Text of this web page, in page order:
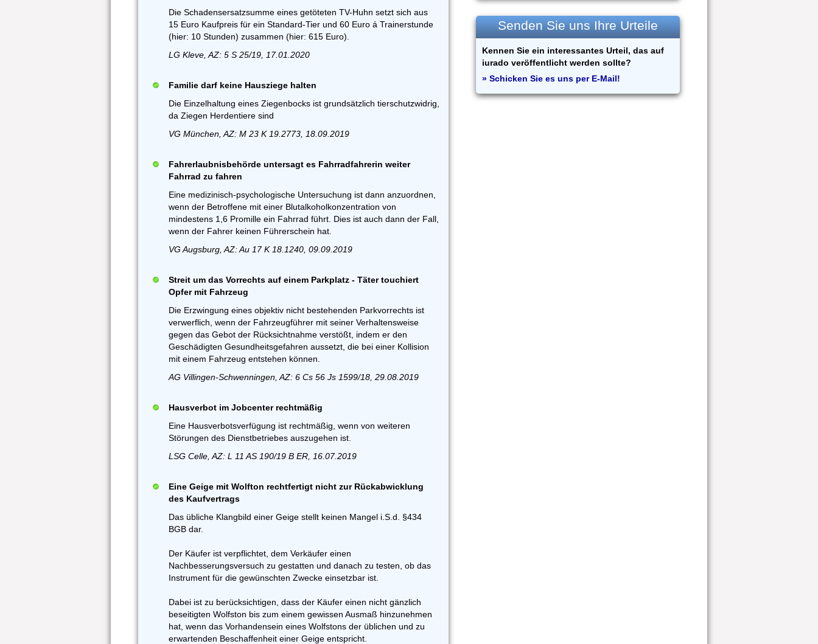
Die Schadensersatzsumme eines getöteten TV-Huhn setzt sich aus
15 Euro Kaufpreis für ein Standard-Tier und 60 Euro á Trainerstunde
(hier: 10 Stunden) zusammen (hier: 615 Euro).
LG Kleve, AZ: 5 S 25/19, 17.01.2020
Familie darf keine Hausziege halten
Die Einzelhaltung eines Ziegenbocks ist grundsätzlich tierschutzwidrig,
da Ziegen Herdentiere sind
VG München, AZ: M 23 K 19.2773, 18.09.2019
Fahrerlaubnisbehörde untersagt es Fahrradfahrerin weiter
Fahrrad zu fahren
Eine medizinisch-psychologische Untersuchung ist dann anzuordnen,
wenn der Betroffene mit einer Blutalkoholkonzentration von
mindestens 1,6 Promille ein Fahrrad führt. Dies ist auch dann der Fall,
wenn der Fahrer keinen Führerschein hat.
VG Augsburg, AZ: Au 17 K 18.1240, 09.09.2019
Streit um das Vorrechts auf einem Parkplatz - Täter touchiert
Opfer mit Fahrzeug
Die Erzwingung eines objektiv nicht bestehenden Parkvorrechts ist
verwerflich, wenn der Fahrzeugführer mit seiner Verhaltensweise
gegen das Gebot der Rücksichtnahme verstößt, indem er den
Geschädigten Gesundheitsgefahren aussetzt, die bei einer Kollision
mit einem Fahrzeug entstehen können.
AG Villingen-Schwenningen, AZ: 6 Cs 56 Js 1599/18, 29.08.2019
Hausverbot im Jobcenter rechtmäßig
Eine Hausverbotsverfügung ist rechtmäßig, wenn von weiteren
Störungen des Dienstbetriebes auszugehen ist.
LSG Celle, AZ: L 11 AS 190/19 B ER, 16.07.2019
Eine Geige mit Wolfton rechtfertigt nicht zur Rückabwicklung
des Kaufvertrags
Das übliche Klangbild einer Geige stellt keinen Mangel i.S.d. §434
BGB dar.
Der Käufer ist verpflichtet, dem Verkäufer einen
Nachbesserungsversuch zu gestatten und danach zu testen, ob das
Instrument für die gewünschten Zwecke einsetzbar ist.
Dabei ist zu berücksichtigen, dass der Käufer einen nicht gänzlich
beseitigten Wolfston bis zum einem gewissen Ausmaß hinzunehmen
hat, wenn das Vorhandensein eines Wolfstons der üblichen und zu
erwartenden Beschaffenheit einer Geige entspricht.
Senden Sie uns Ihre Urteile
Kennen Sie ein interessantes Urteil, das auf
iurado veröffentlicht werden sollte?
» Schicken Sie es uns per E-Mail!